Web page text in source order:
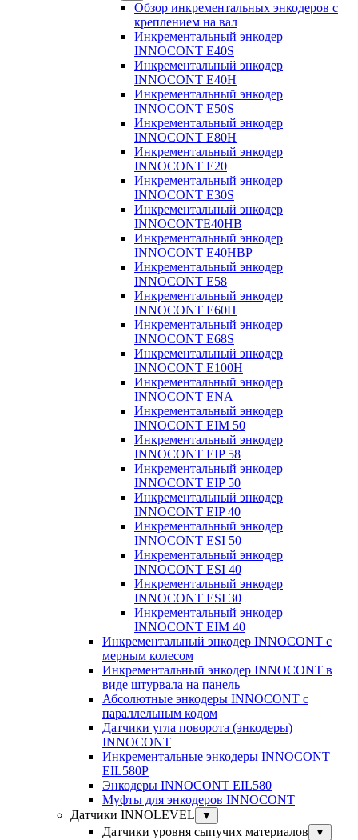
Обзор инкрементальных энкодеров с
креплением на вал
Инкрементальный энкодер
INNOCONT E40S
Инкрементальный энкодер
INNOCONT E40H
Инкрементальный энкодер
INNOCONT E50S
Инкрементальный энкодер
INNOCONT E80H
Инкрементальный энкодер
INNOCONT E20
Инкрементальный энкодер
INNOCONT E30S
Инкрементальный энкодер
INNOCONTE40HB
Инкрементальный энкодер
INNOCONT E40HBP
Инкрементальный энкодер
INNOCONT E58
Инкрементальный энкодер
INNOCONT E60H
Инкрементальный энкодер
INNOCONT E68S
Инкрементальный энкодер
INNOCONT E100H
Инкрементальный энкодер
INNOCONT ENA
Инкрементальный энкодер
INNOCONT EIM 50
Инкрементальный энкодер
INNOCONT EIP 58
Инкрементальный энкодер
INNOCONT EIP 50
Инкрементальный энкодер
INNOCONT EIP 40
Инкрементальный энкодер
INNOCONT ESI 50
Инкрементальный энкодер
INNOCONT ESI 40
Инкрементальный энкодер
INNOCONT ESI 30
Инкрементальный энкодер
INNOCONT EIM 40
Инкрементальный энкодер INNOCONT с
мерным колесом
Инкрементальный энкодер INNOCONT в
виде штурвала на панель
Абсолютные энкодеры INNOCONT с
параллельным кодом
Датчики угла поворота (энкодеры)
INNOCONT
Инкрементальные энкодеры INNOCONT
EIL580P
Энкодеры INNOCONT EIL580
Муфты для энкодеров INNOCONT
Датчики INNOLEVEL
▼
Датчики уровня сыпучих материалов ▼